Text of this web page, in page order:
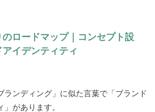
ロードマップ｜コンセプト設
イデンティティ
ランディング」に似た言葉で「ブランド
があります。